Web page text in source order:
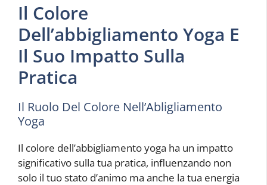
Il Colore
Dell’abbigliamento Yoga E
Il Suo Impatto Sulla
Pratica
Il Ruolo Del Colore Nell’Abligliamento
Yoga
Il colore dell’abbigliamento yoga ha un impatto
significativo sulla tua pratica, influenzando non
solo il tuo stato d’animo ma anche la tua energia